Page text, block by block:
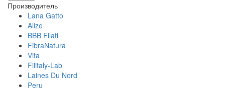
Производитель
Lana Gatto
Alize
BBB Filati
FibraNatura
Vita
Filitaly-Lab
Laines Du Nord
Peru